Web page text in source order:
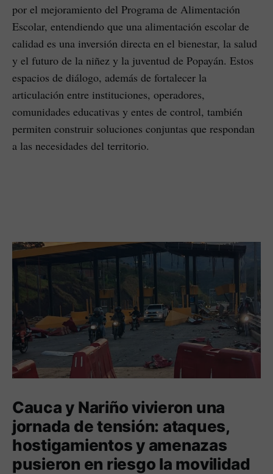
por el mejoramiento del Programa de Alimentación
Escolar, entendiendo que una alimentación escolar de
calidad es una inversión directa en el bienestar, la salud
y el futuro de la niñez y la juventud de Popayán. Estos
espacios de diálogo, además de fortalecer la
articulación entre instituciones, operadores,
comunidades educativas y entes de control, también
permiten construir soluciones conjuntas que respondan
a las necesidades del territorio.
Cauca y Nariño vivieron una
jornada de tensión: ataques,
hostigamientos y amenazas
pusieron en riesgo la movilidad